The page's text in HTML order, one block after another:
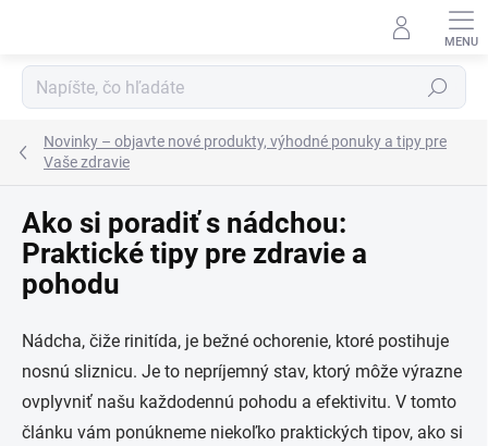
Hľadať
Novinky – objavte nové produkty, výhodné ponuky a tipy pre
Vaše zdravie
Ako si poradiť s nádchou:
Praktické tipy pre zdravie a
pohodu
Nádcha, čiže rinitída, je bežné ochorenie, ktoré postihuje
nosnú sliznicu. Je to nepríjemný stav, ktorý môže výrazne
ovplyvniť našu každodennú pohodu a efektivitu. V tomto
článku vám ponúkneme niekoľko praktických tipov, ako si